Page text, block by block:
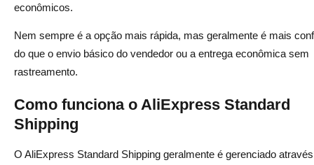
AliExpress?
Quanto tempo leva o AliExpress Standard Shipping?
Quanto tempo leva o envio ePacket?
Quanto tempo leva o AliExpress Premium Shipping?
Qual método de envio do AliExpress tem o melhor
econômicos.
Nem sempre é a opção mais rápida, mas geralmente é mais
do que o envio básico do vendedor ou a entrega econômica sem
rastreamento.
Como funciona o AliExpress Standard
Shipping
O AliExpress Standard Shipping geralmente é gerenciado